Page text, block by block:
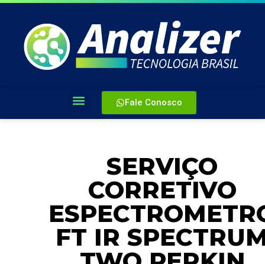
Fale Conosco
SERVIÇO
CORRETIVO
FT IR